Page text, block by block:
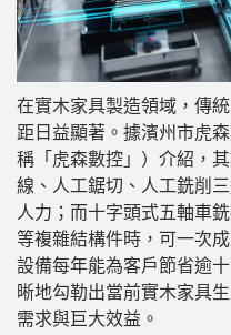
在實木家具製造領域，傳
距日益顯著。據濱州市虎
稱「虎森數控」）介紹，
線、人工鋸切、人工銑削
人力；而十字頭式五軸車
等複雜結構件時，可一次
設備每年能為客戶節省逾
晰地勾勒出當前實木家具
需求與巨大效益。